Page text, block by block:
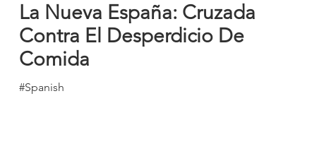
La Nueva España: Cruzada
Contra El Desperdicio De
Comida
#Spanish